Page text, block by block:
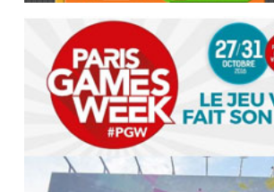
Utilisation de
robotique éducative
la main du robot